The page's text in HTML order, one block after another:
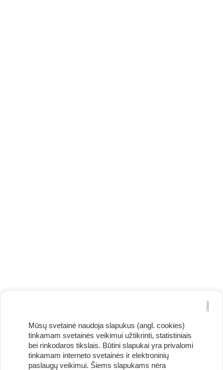
Mūsų svetainė naudoja slapukus (angl. cookies)
tinkamam svetainės veikimui užtikrinti, statistiniais
bei rinkodaros tikslais. Būtini slapukai yra privalomi
tinkamam interneto svetainės ir elektroninių
paslaugų veikimui. Šiems slapukams nėra